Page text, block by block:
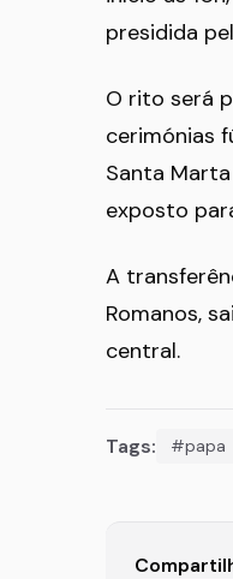
presidida
O rito será
cerimónias
Santa
exposto
A
Romanos,
central.
Tags: #papa